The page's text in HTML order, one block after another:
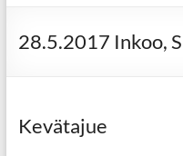
28.5.2017 Inkoo,
Kevätajue